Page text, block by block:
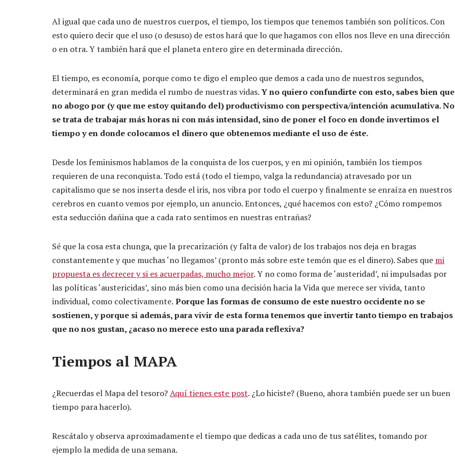
Al igual que cada uno de nuestros cuerpos, el tiempo, los tiempos que tenemos también son políticos. Con
esto quiero decir que el uso (o desuso) de estos hará que lo que hagamos con ellos nos lleve en una dirección
o en otra. Y también hará que el planeta entero gire en determinada dirección.
El tiempo, es economía, porque como te digo el empleo que demos a cada uno de nuestros segundos,
determinará en gran medida el rumbo de nuestras vidas.Y no quiero confundirte con esto, sabes bien que
no abogo por (y que me estoy quitando del) productivismo con perspectiva/intención acumulativa. No
se trata de trabajar más horas ni con más intensidad, sino de poner el foco en donde invertimos el
tiempo y en donde colocamos el dinero que obtenemos mediante el uso de éste.
Desde los feminismos hablamos de la conquista de los cuerpos, y en mi opinión, también los tiempos
requieren de una reconquista. Todo está (todo el tiempo, valga la redundancia) atravesado por un
capitalismo que se nos inserta desde el iris, nos vibra por todo el cuerpo y finalmente se enraíza en nuestros
cerebros en cuanto vemos por ejemplo, un anuncio. Entonces, ¿qué hacemos con esto? ¿Cómo rompemos
esta seducción dañina que a cada rato sentimos en nuestras entrañas?
Sé que la cosa esta chunga, que la precarización (y falta de valor) de los trabajos nos deja en bragas
constantemente y que muchas ‘no llegamos’ (pronto más sobre este temón que es el dinero). Sabes que mi
propuesta es decrecer y si es acuerpadas, mucho mejor. Y no como forma de ‘austeridad’, ni impulsadas por
las políticas ‘austericidas’, sino más bien como una decisión hacia la Vida que merece ser vivida, tanto
individual, como colectivamente. Porque las formas de consumo de este nuestro occidente no se
sostienen, y porque si además, para vivir de esta forma tenemos que invertir tanto tiempo en trabajos
que no nos gustan, ¿acaso no merece esto una parada reflexiva?
Tiempos al MAPA
¿Recuerdas el Mapa del tesoro?Aquí tienes este post. ¿Lo hiciste? (Bueno, ahora también puede ser un buen
tiempo para hacerlo).
Rescátalo y observa aproximadamente el tiempo que dedicas a cada uno de tus satélites, tomando por
ejemplo la medida de una semana.